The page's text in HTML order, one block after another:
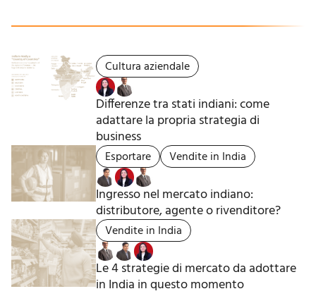
Cultura aziendale
Differenze tra stati indiani: come
adattare la propria strategia di
business
Esportare Vendite in India
Ingresso nel mercato indiano:
distributore, agente o rivenditore?
Vendite in India
Le 4 strategie di mercato da adottare
in India in questo momento